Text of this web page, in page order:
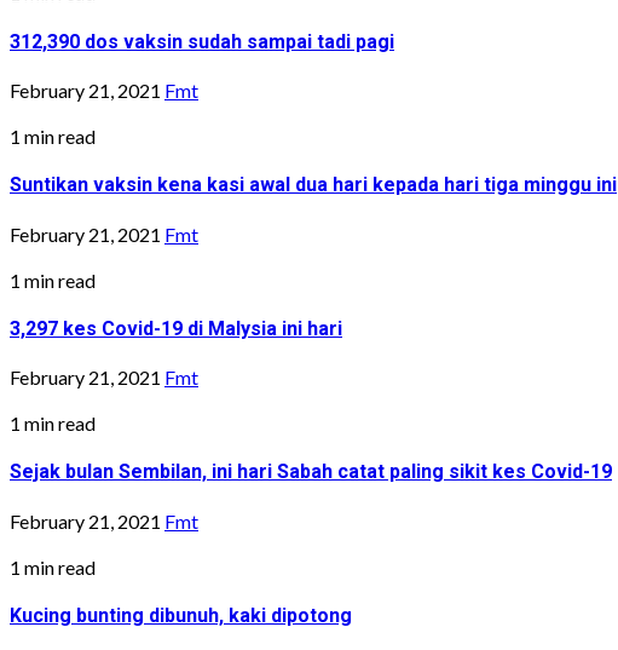
312,390 dos vaksin sudah sampai tadi pagi
February 21, 2021 Fmt
1 min read
Suntikan vaksin kena kasi awal dua hari kepada hari tiga minggu ini
February 21, 2021 Fmt
1 min read
3,297 kes Covid-19 di Malysia ini hari
February 21, 2021 Fmt
1 min read
Sejak bulan Sembilan, ini hari Sabah catat paling sikit kes Covid-19
February 21, 2021 Fmt
1 min read
Kucing bunting dibunuh, kaki dipotong